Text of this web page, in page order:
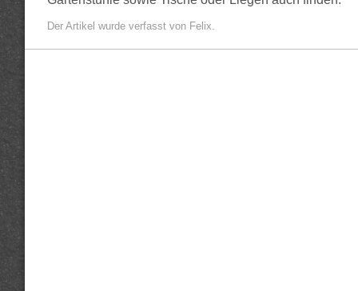
Der Artikel wurde verfasst von Felix.